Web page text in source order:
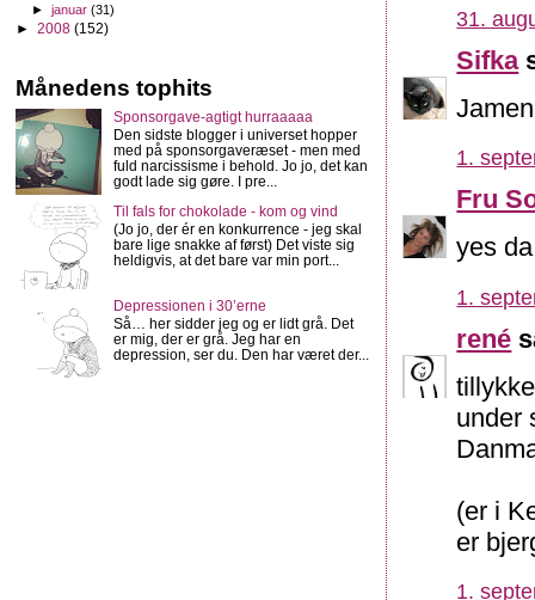
31.
Sifka
1.
Fru
yes
1.
rené
under
(er i
er
1.
►januar(31)
► 2008 (152)
Månedens tophits
Sponsorgave-agtigt hurraaaaa
Den sidste blogger i universet hopper
med på sponsorgaveræset - men med
fuld narcissisme i behold. Jo jo, det kan
godt lade sig gøre. I pre...
Til fals for chokolade - kom og vind
(Jo jo, der ér en konkurrence - jeg skal
bare lige snakke af først) Det viste sig
heldigvis, at det bare var min port...
Depressionen i 30’erne
Så… her sidder jeg og er lidt grå. Det
er mig, der er grå. Jeg har en
depression, ser du. Den har været der...